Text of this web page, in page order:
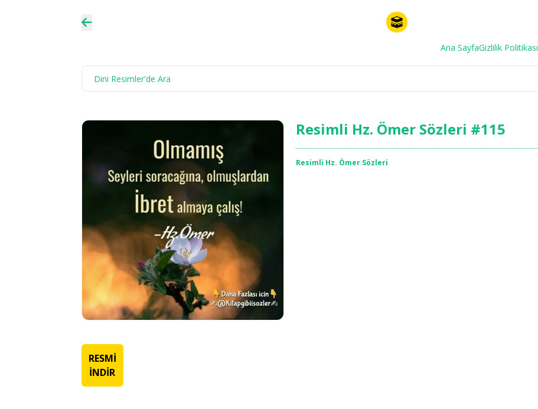
Ana SayfaGizlilik Politikası
Resimli Hz. Ömer Sözleri #115
Resimli Hz. Ömer Sözleri
RESMİ
İNDİR